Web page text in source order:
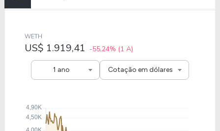
1 ano
WETH
US$ 1.919,41 -55,24% (1 A)
Cotação em dólares